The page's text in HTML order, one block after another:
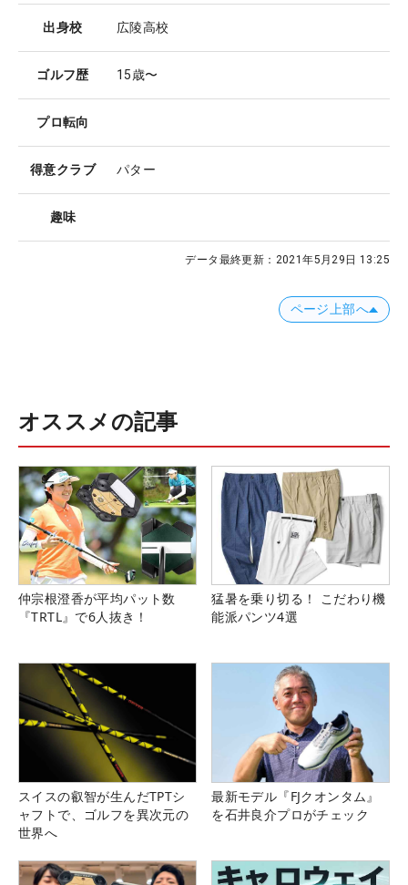
出身校 広陵高校
ゴルフ歴 15歳〜
プロ転向
得意クラブ パター
趣味
データ最終更新： 2021年5月29日 13:25
ページ上部へ
オススメの記事
仲宗根澄香が平均パット数
『TRTL』で6人抜き！
猛暑を乗り切る！ こだわり機
能派パンツ4選
スイスの叡智が生んだTPTシ
ャフトで、ゴルフを異次元の
世界へ
最新モデル『FJクオンタム』
を石井良介プロがチェック